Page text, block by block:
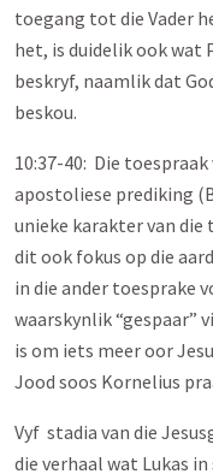
toegang tot die Vader
het, is duidelik ook wat
beskryf, naamlik dat
beskou.
10:37-40: Die
apostoliese prediking
unieke karakter van die
dit ook fokus op die
in die ander toesprake
waarskynlik “gespaar”
is om iets meer oor
Jood soos Kornelius
Vyf stadia van die
die verhaal wat Lukas